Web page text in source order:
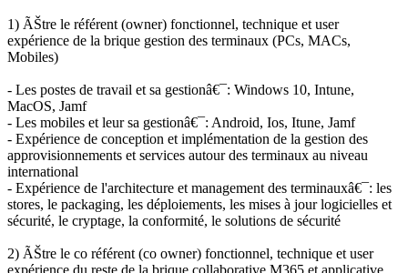
1) ÃŠtre le référent (owner) fonctionnel, technique et user
expérience de la brique gestion des terminaux (PCs, MACs,
Mobiles)
- Les postes de travail et sa gestionâ€¯: Windows 10, Intune,
MacOS, Jamf
- Les mobiles et leur sa gestionâ€¯: Android, Ios, Itune, Jamf
- Expérience de conception et implémentation de la gestion des
approvisionnements et services autour des terminaux au niveau
international
- Expérience de l'architecture et management des terminauxâ€¯: les
stores, le packaging, les déploiements, les mises à jour logicielles et
sécurité, le cryptage, la conformité, le solutions de sécurité
2) ÃŠtre le co référent (co owner) fonctionnel, technique et user
expérience du reste de la brique collaborative M365 et applicative